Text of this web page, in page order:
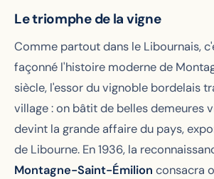
Le triomphe de la vigne
Comme partout dans le Libournais,
façonné l'histoire moderne de
siècle, l'essor du vignoble bordelais
village : on bâtit de belles demeures
devint la grande affaire du pays,
de Libourne. En 1936, la
Montagne-Saint-Émilion consacra